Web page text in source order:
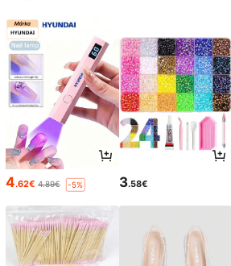
4.62€ 4.89€ -5% 3.58€